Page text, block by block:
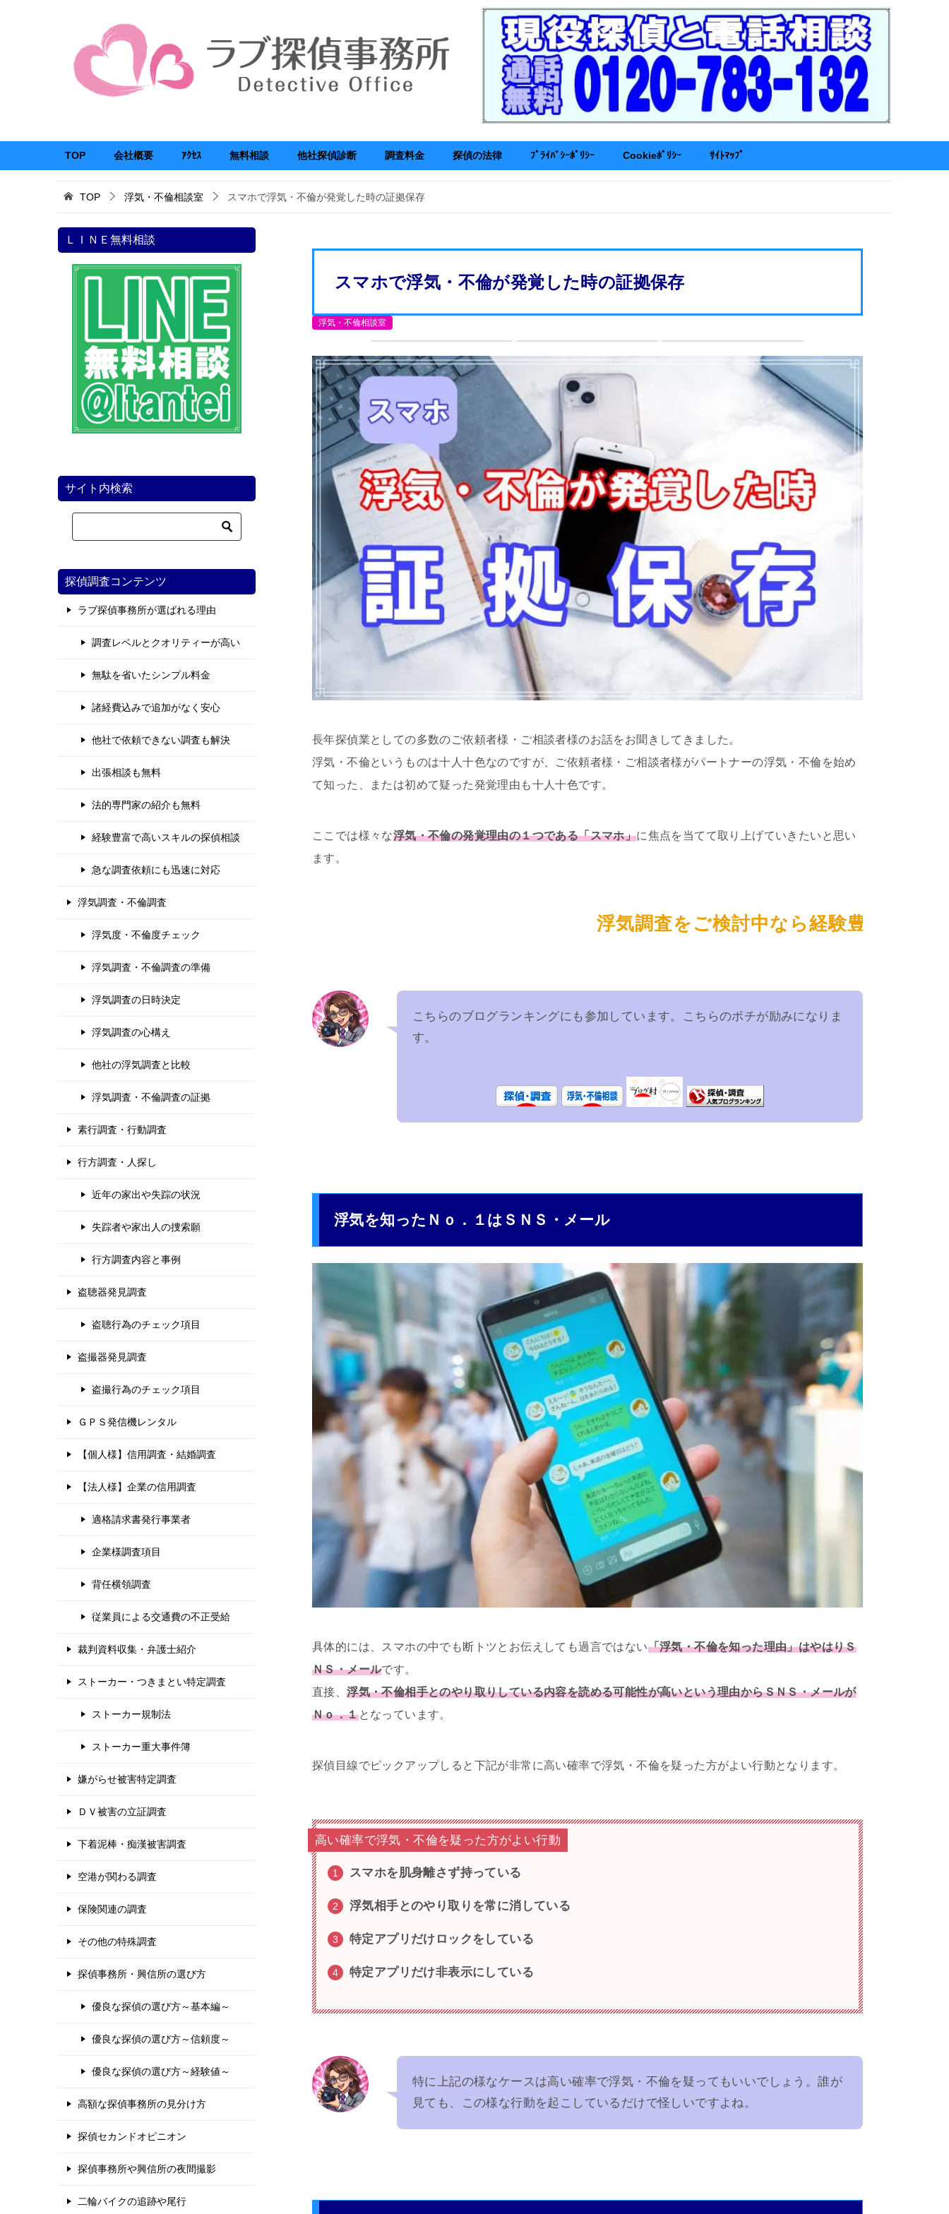
TOP 会社概要 ｱｸｾｽ 無料相談 他社探偵診断 調査料金 探偵の法律 ﾌﾟﾗｲﾊﾞｼｰﾎﾟﾘｼｰ Cookieﾎﾟﾘｼｰ ｻｲﾄﾏｯﾌﾟ
TOP 浮気・不倫相談室 スマホで浮気・不倫が発覚した時の証拠保存
スマホで浮気・不倫が発覚した時の証拠保存
浮気・不倫相談室
長年探偵業としての多数のご依頼者様・ご相談者様のお話をお聞きしてきました。
浮気・不倫というものは十人十色なのですが、ご依頼者様・ご相談者様がパートナーの浮気・不倫を始め
て知った、または初めて疑った発覚理由も十人十色です。
ここでは様々な浮気・不倫の発覚理由の１つである「スマホ」に焦点を当てて取り上げていきたいと思い
ます。
浮気調査をご検討中なら経験豊富なラブ探偵
こちらのブログランキングにも参加しています。こちらのポチが励みになりま
す。
浮気を知ったＮｏ．１はＳＮＳ・メール
具体的には、スマホの中でも断トツとお伝えしても過言ではない「浮気・不倫を知った理由」はやはりＳ
ＮＳ・メールです。
直接、浮気・不倫相手とのやり取りしている内容を読める可能性が高いという理由からＳＮＳ・メールが
Ｎｏ．１となっています。
探偵目線でピックアップしると下記が非常に高い確率で浮気・不倫を疑った方がよい行動となります。
高い確率で浮気・不倫を疑った方がよい行動
スマホを肌身離さず持っている
浮気相手とのやり取りを常に消している
特定アプリだけロックをしている
特定アプリだけ非表示にしている
特に上記の様なケースは高い確率で浮気・不倫を疑ってもいいでしょう。誰が
見ても、この様な行動を起こしているだけで怪しいですよね。
ＬＩＮＥ無料相談
サイト内検索
探偵調査コンテンツ
ラブ探偵事務所が選ばれる理由
調査レベルとクオリティーが高い
無駄を省いたシンプル料金
諸経費込みで追加がなく安心
他社で依頼できない調査も解決
出張相談も無料
法的専門家の紹介も無料
経験豊富で高いスキルの探偵相談
急な調査依頼にも迅速に対応
浮気調査・不倫調査
浮気度・不倫度チェック
浮気調査・不倫調査の準備
浮気調査の日時決定
浮気調査の心構え
他社の浮気調査と比較
浮気調査・不倫調査の証拠
素行調査・行動調査
行方調査・人探し
近年の家出や失踪の状況
失踪者や家出人の捜索願
行方調査内容と事例
盗聴器発見調査
盗聴行為のチェック項目
盗撮器発見調査
盗撮行為のチェック項目
ＧＰＳ発信機レンタル
【個人様】信用調査・結婚調査
【法人様】企業の信用調査
適格請求書発行事業者
企業様調査項目
背任横領調査
従業員による交通費の不正受給
裁判資料収集・弁護士紹介
ストーカー・つきまとい特定調査
ストーカー規制法
ストーカー重大事件簿
嫌がらせ被害特定調査
ＤＶ被害の立証調査
下着泥棒・痴漢被害調査
空港が関わる調査
保険関連の調査
その他の特殊調査
探偵事務所・興信所の選び方
優良な探偵の選び方～基本編～
優良な探偵の選び方～信頼度～
優良な探偵の選び方～経験値～
高額な探偵事務所の見分け方
探偵セカンドオピニオン
探偵事務所や興信所の夜間撮影
二輪バイクの追跡や尾行